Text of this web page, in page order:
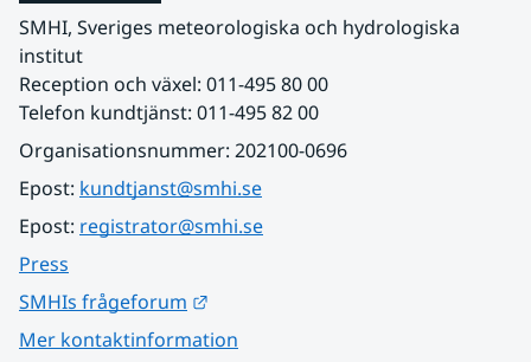
SMHI, Sveriges meteorologiska och hydrologiska
institut
Reception och växel: 011-495 80 00
Telefon kundtjänst: 011-495 82 00
Organisationsnummer: 202100-0696
Epost: kundtjanst@smhi.se
Epost: registrator@smhi.se
Press
SMHIs frågeforum
Mer kontaktinformation